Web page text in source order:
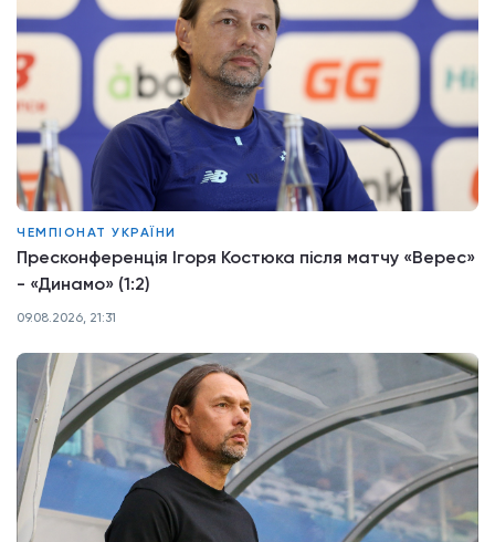
ЧЕМПІОНАТ УКРАЇНИ
Пресконференція Ігоря Костюка після матчу «Верес»
- «Динамо» (1:2)
09.08.2026, 21:31